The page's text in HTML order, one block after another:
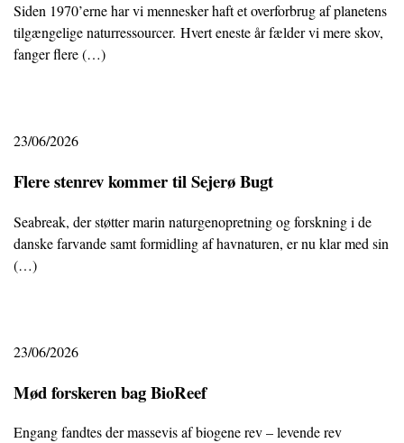
Siden 1970’erne har vi mennesker haft et overforbrug af planetens
tilgængelige naturressourcer. Hvert eneste år fælder vi mere skov,
fanger flere (…)
23/06/2026
Flere stenrev kommer til Sejerø Bugt
Seabreak, der støtter marin naturgenopretning og forskning i de
danske farvande samt formidling af havnaturen, er nu klar med sin
(…)
23/06/2026
Mød forskeren bag BioReef
Engang fandtes der massevis af biogene rev – levende rev